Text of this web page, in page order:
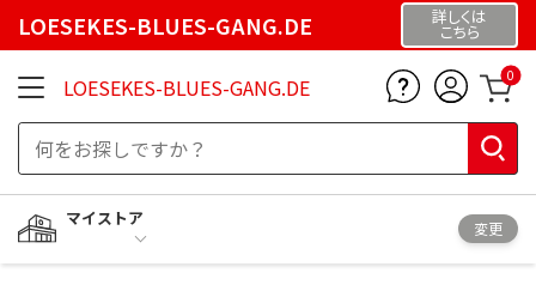
LOESEKES-BLUES-GANG.DE 詳しくは
こちら
LOESEKES-BLUES-GANG.DE 0
マイストア
変更